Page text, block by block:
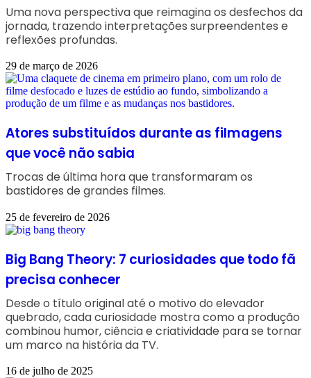
Uma nova perspectiva que reimagina os desfechos da
jornada, trazendo interpretações surpreendentes e
reflexões profundas.
29 de março de 2026
Atores substituídos durante as filmagens
que você não sabia
Trocas de última hora que transformaram os
bastidores de grandes filmes.
25 de fevereiro de 2026
Big Bang Theory: 7 curiosidades que todo fã
precisa conhecer
Desde o título original até o motivo do elevador
quebrado, cada curiosidade mostra como a produção
combinou humor, ciência e criatividade para se tornar
um marco na história da TV.
16 de julho de 2025